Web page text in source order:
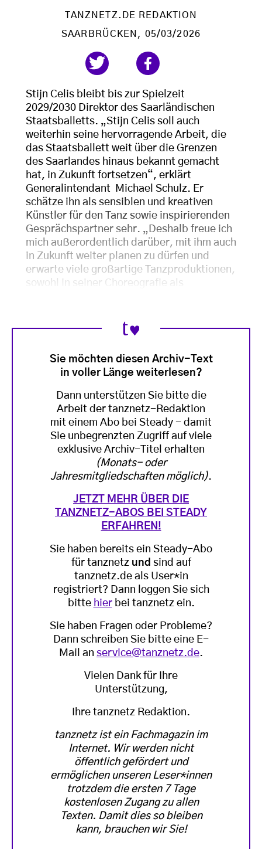
TANZNETZ.DE REDAKTION
SAARBRÜCKEN , 05/03/2026
Stijn Celis bleibt bis zur Spielzeit
2029/2030 Direktor des Saarländischen
Staatsballetts. „Stijn Celis soll auch
weiterhin seine hervorragende Arbeit, die
das Staatsballett weit über die Grenzen
des Saarlandes hinaus bekannt gemacht
hat, in Zukunft fortsetzen“, erklärt
Generalintendant Michael Schulz. Er
schätze ihn als sensiblen und kreativen
Künstler für den Tanz sowie inspirierenden
Gesprächspartner sehr. „Deshalb freue ich
mich außerordentlich darüber, mit ihm auch
in Zukunft weiter planen zu dürfen und
erwarte viele großartige Tanzproduktionen,
sowohl in seiner Choreografie als
Sie möchten diesen Archiv-Text
in voller Länge weiterlesen?
Dann unterstützen Sie bitte die
Arbeit der tanznetz-Redaktion
mit einem Abo bei Steady - damit
Sie unbegrenzten Zugriff auf viele
exklusive Archiv-Titel erhalten
(Monats- oder
Jahresmitgliedschaften möglich).
JETZT MEHR ÜBER DIE
TANZNETZ-ABOS BEI STEADY
ERFAHREN!
Sie haben bereits ein Steady-Abo
für tanznetz und sind auf
tanznetz.de als User*in
registriert? Dann loggen Sie sich
bitte hierbei tanznetz ein.
Sie haben Fragen oder Probleme?
Dann schreiben Sie bitte eine E-
Mail an service@tanznetz.de.
Vielen Dank für Ihre
Unterstützung,
Ihre tanznetz Redaktion.
tanznetz ist ein Fachmagazin im
Internet. Wir werden nicht
öffentlich gefördert und
ermöglichen unseren Leser*innen
trotzdem die ersten 7 Tage
kostenlosen Zugang zu allen
Texten. Damit dies so bleiben
kann, brauchen wir Sie!